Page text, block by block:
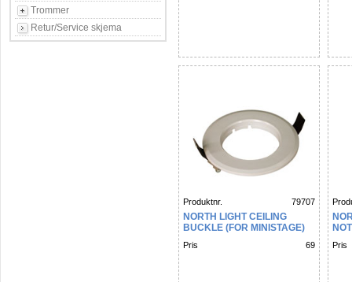
Trommer
Retur/Service skjema
Produktnr. 79707
NORTH LIGHT CEILING
BUCKLE (FOR MINISTAGE)
Pris 69 Pris